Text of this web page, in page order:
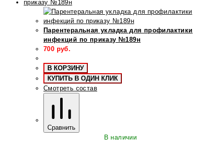
Парентеральная укладка для профилактики
инфекций по приказу №189н
700 руб.
В КОРЗИНУ
КУПИТЬ В ОДИН КЛИК
Смотреть состав
Сравнить
В наличии